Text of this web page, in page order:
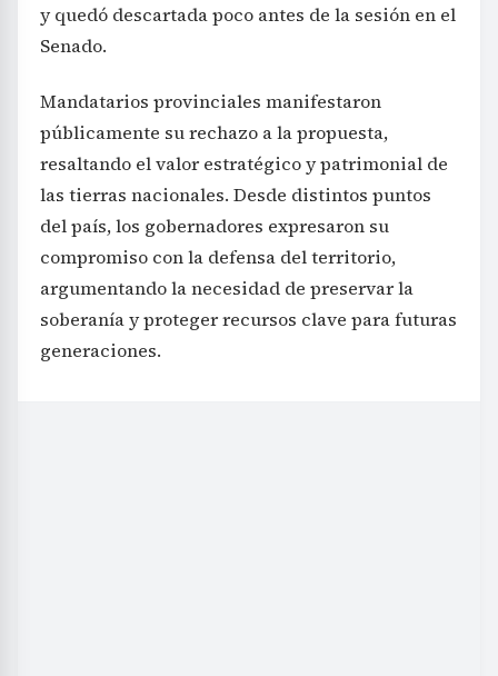
y quedó descartada poco antes de la sesión en el
Senado.
Mandatarios provinciales manifestaron
públicamente su rechazo a la propuesta,
resaltando el valor estratégico y patrimonial de
las tierras nacionales. Desde distintos puntos
del país, los gobernadores expresaron su
compromiso con la defensa del territorio,
argumentando la necesidad de preservar la
soberanía y proteger recursos clave para futuras
generaciones.